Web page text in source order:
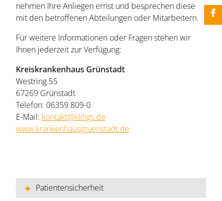
nehmen Ihre Anliegen ernst und besprechen diese
mit den betroffenen Abteilungen oder Mitarbeitern.
Für weitere Informationen oder Fragen stehen wir
Ihnen jederzeit zur Verfügung:
Kreiskrankenhaus Grünstadt
Westring 55
67269 Grünstadt
Telefon: 06359 809-0
E-Mail: kontakt@kkhgs.de
www.krankenhausgruenstadt.de
Patientensicherheit